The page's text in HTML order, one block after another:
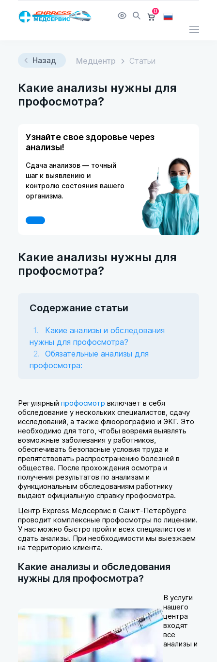
0
Назад Медцентр Статьи
Какие анализы нужны для
профосмотра?
Узнайте свое здоровье через
анализы!
Сдача анализов — точный
шаг к выявлению и
контролю состояния вашего
организма.
Какие анализы нужны для
профосмотра?
Содержание статьи
Какие анализы и обследования
нужны для профосмотра?
Обязательные анализы для
профосмотра:
Регулярный профосмотр включает в себя
обследование у нескольких специалистов, сдачу
исследований, а также флюорографию и ЭКГ. Это
необходимо для того, чтобы вовремя выявлять
возможные заболевания у работников,
обеспечивать безопасные условия труда и
препятствовать распространению болезней в
обществе. После прохождения осмотра и
получения результатов по анализам и
функциональным обследованиям работнику
выдают официальную справку профосмотра.
Центр Express Медсервис в Санкт-Петербурге
проводит комплексные профосмотры по лицензии.
У нас можно быстро пройти всех специалистов и
сдать анализы. При необходимости мы выезжаем
на территорию клиента.
Какие анализы и обследования
нужны для профосмотра?
В услуги
нашего
центра
входят
все
анализы и